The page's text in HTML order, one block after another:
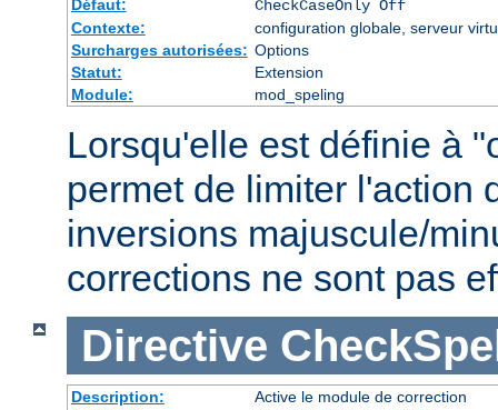
Défaut:
CheckCaseOnly Off
Contexte:
configuration globale, serveur
Surcharges autorisées: Options
Statut:
Extension
Module:
mod_speling
Lorsqu'elle est définie à
permet de limiter l'action
inversions majuscule/
corrections ne sont pas
Directive
Description:
Active le module de correction